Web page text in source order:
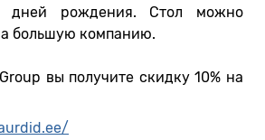
дней рождения. Стол можно
большую компанию.
вы получите скидку 10% на